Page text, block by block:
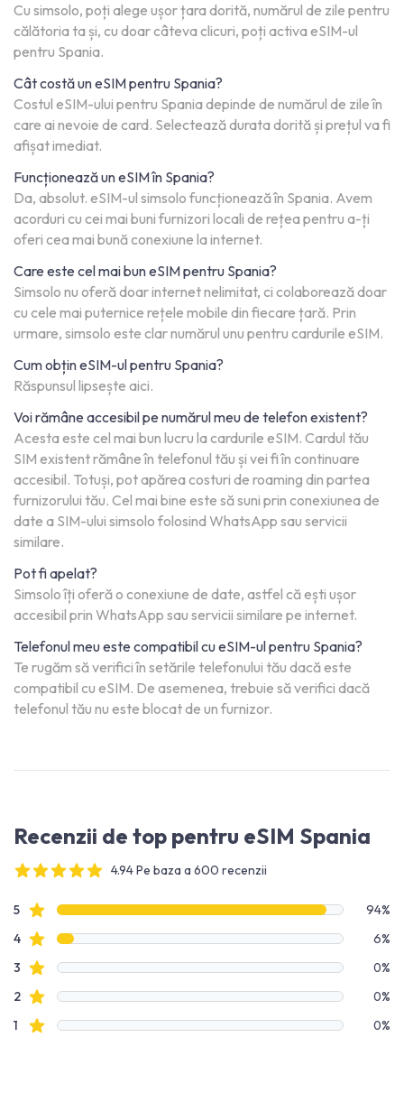
Cu simsolo, poți alege ușor țara dorită, numărul de zile pentru
călătoria ta și, cu doar câteva clicuri, poți activa eSIM-ul
pentru Spania.
Cât costă un eSIM pentru Spania?
Costul eSIM-ului pentru Spania depinde de numărul de zile în
care ai nevoie de card. Selectează durata dorită și prețul va fi
afișat imediat.
Funcționează un eSIM în Spania?
Da, absolut. eSIM-ul simsolo funcționează în Spania. Avem
acorduri cu cei mai buni furnizori locali de rețea pentru a-ți
oferi cea mai bună conexiune la internet.
Care este cel mai bun eSIM pentru Spania?
Simsolo nu oferă doar internet nelimitat, ci colaborează doar
cu cele mai puternice rețele mobile din fiecare țară. Prin
urmare, simsolo este clar numărul unu pentru cardurile eSIM.
Cum obțin eSIM-ul pentru Spania?
Răspunsul lipsește aici.
Voi rămâne accesibil pe numărul meu de telefon existent?
Acesta este cel mai bun lucru la cardurile eSIM. Cardul tău
SIM existent rămâne în telefonul tău și vei fi în continuare
accesibil. Totuși, pot apărea costuri de roaming din partea
furnizorului tău. Cel mai bine este să suni prin conexiunea de
date a SIM-ului simsolo folosind WhatsApp sau servicii
similare.
Pot fi apelat?
Simsolo îți oferă o conexiune de date, astfel că ești ușor
accesibil prin WhatsApp sau servicii similare pe internet.
Telefonul meu este compatibil cu eSIM-ul pentru Spania?
Te rugăm să verifici în setările telefonului tău dacă este
compatibil cu eSIM. De asemenea, trebuie să verifici dacă
telefonul tău nu este blocat de un furnizor.
Recenzii de top pentru eSIM Spania
4.94 Pe baza a 600 recenzii
Date recenzie
5recenzii cu stele
94%
4recenzii cu stele
6%
3 recenzii cu stele
0%
2recenzii cu stele
0%
1 recenzii cu stele 0%